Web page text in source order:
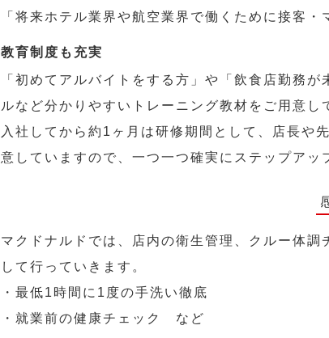
「将来ホテル業界や航空業界で働くために接客
教育制度も充実
「初めてアルバイトをする方」や「飲食店勤務
ルなど分かりやすいトレーニング教材をご用意し
入社してから約1ヶ月は研修期間として、店長や
意していますので、一つ一つ確実にステップアッ
マクドナルドでは、店内の衛生管理、クルー体
して行っていきます。
・最低1時間に1度の手洗い徹底
・就業前の健康チェック など